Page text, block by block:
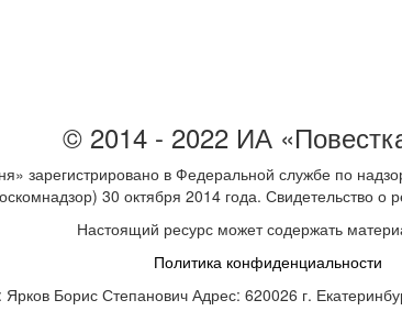
© 2014 - 2022 ИА
зарегистрировано в Федеральной службе по
30 октября 2014 года. Свидетельство
Настоящий ресурс может содержать
Политика конфиденциальности
Ярков Борис Степанович Адрес: 620026 г.